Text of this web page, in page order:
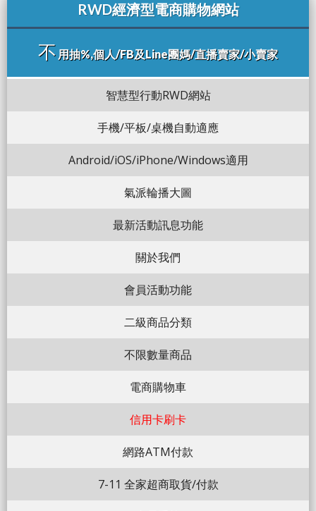
RWD經濟型電商購物網站
不 用抽%,個人/FB及Line團媽/直播賣家/小賣家
智慧型行動RWD網站
手機/平板/桌機自動適應
Android/iOS/iPhone/Windows適用
氣派輪播大圖
最新活動訊息功能
關於我們
會員活動功能
二級商品分類
不限數量商品
電商購物車
信用卡刷卡
網路ATM付款
7-11 全家超商取貨/付款